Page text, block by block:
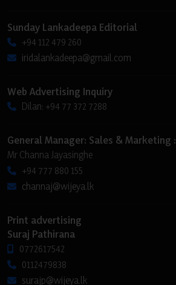
Sunday Lankadeepa Editorial
+94 112 479 260
iridalankadeepa@gmail.com
Web Advertising Inquiry
Dilan: +94 77 372 7288
General Manager: Sales & Marketing :
Mr Channa Jayasinghe
+94 777 880 155
channaj@wijeya.lk
Print advertising
Suraj Pathirana
0772617542
0112479838
surajp@wijeya.lk